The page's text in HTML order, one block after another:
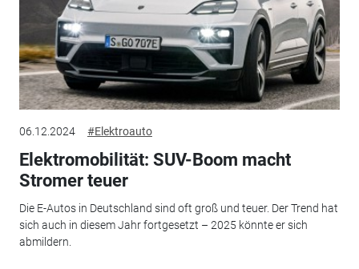
06.12.2024 #Elektroauto
Elektromobilität: SUV-Boom macht
Stromer teuer
Die E-Autos in Deutschland sind oft groß und teuer. Der Trend hat
sich auch in diesem Jahr fortgesetzt – 2025 könnte er sich
abmildern.